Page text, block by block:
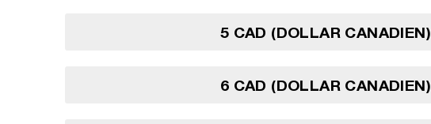
5 CAD (DOLLAR CANADIEN)
6 CAD (DOLLAR CANADIEN)